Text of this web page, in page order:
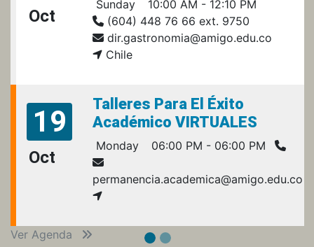
Oct
Sunday
10:00 AM - 12:10 PM
(604) 448 76 66 ext. 9750
dir.gastronomia@amigo.edu.co
Chile
19
Oct
Talleres Para El Éxito
Académico VIRTUALES
Monday 06:00 PM - 06:00 PM
permanencia.academica@amigo.edu.co
Ver Agenda